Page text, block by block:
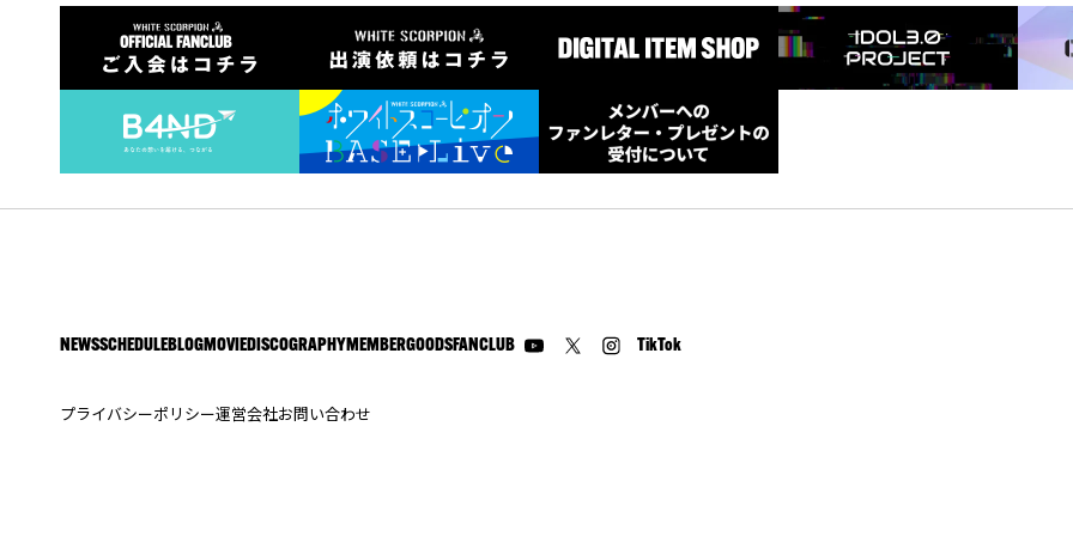
NEWSSCHEDULE BLOGMOVIE DISCOGRAPHY MEMBERGOODS FANCLUB TikTok
プライバシーポリシー運営会社お問い合わせ